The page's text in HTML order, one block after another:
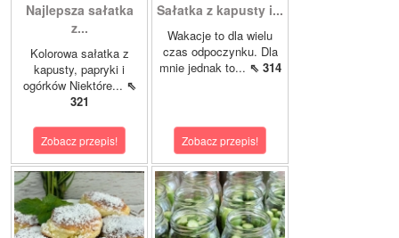
Najlepsza sałatka
z...
Kolorowa sałatka z
kapusty, papryki i
ogórków Niektóre... ⇖
321
Zobacz przepis!
Sałatka z kapusty i...
Wakacje to dla wielu
czas odpoczynku. Dla
mnie jednak to... ⇖ 314
Zobacz przepis!